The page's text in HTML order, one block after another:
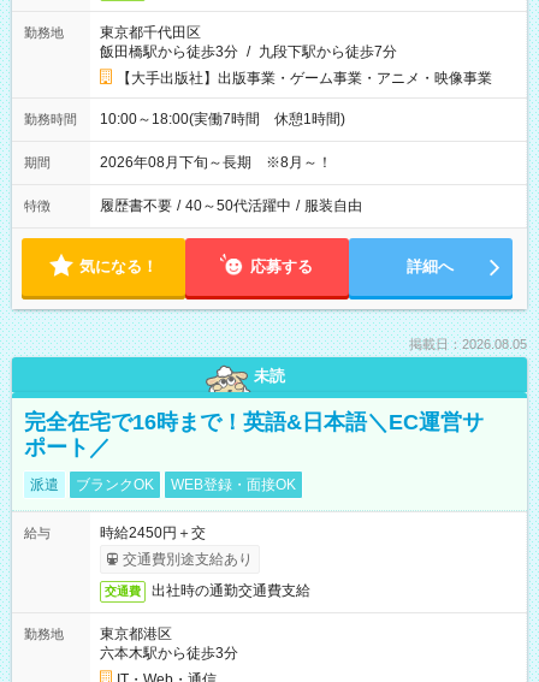
勤務地
東京都千代田区
飯田橋駅から徒歩3分 / 九段下駅から徒歩7分
【大手出版社】出版事業・ゲーム事業・アニメ・映像事業
勤務時間 10:00～18:00(実働7時間 休憩1時間)
期間 2026年08月下旬～長期 ※8月～！
特徴 履歴書不要 / 40～50代活躍中 / 服装自由
気になる！ 応募する 詳細へ
掲載日：2026.08.05
未読
完全在宅で16時まで！英語&日本語＼EC運営サ
ポート／
派遣 ブランクOK WEB登録・面接OK
給与
時給2450円＋交
交通費別途支給あり
交通費 出社時の通勤交通費支給
勤務地
東京都港区
六本木駅から徒歩3分